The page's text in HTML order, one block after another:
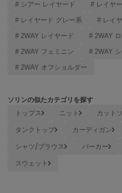
レスポートサック
LILY BROWN
LILY BROWN Lingerie
LITTLE UNION TOKYO
リトルユニオン トウキョウ
made of Organics
メイドオブオーガニクス
# シアー レイヤード # レイヤ
# レイヤード グレー系 # レイ
# 2WAY レイヤード # 2WAY
# 2WAY フェミニン # 2WAY
# 2WAY オフショルダー
ソリンの似たカテゴリを探す
トップス ニット カット
タンクトップ
カーディガン
シャツ/ブラウス
パーカー
スウェット